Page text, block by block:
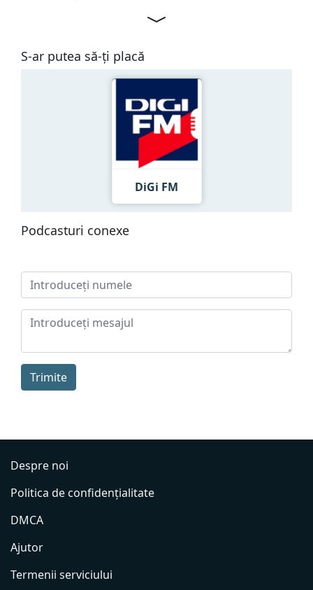
S-ar putea să-ți placă
DiGi FM
Podcasturi conexe
Trimite
Despre noi
Politica de confidențialitate
DMCA
Ajutor
Termenii serviciului